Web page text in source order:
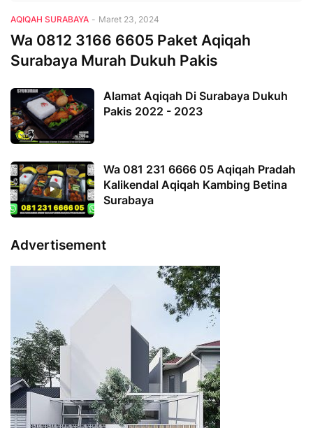
AQIQAH SURABAYA - Maret 23, 2024
Wa 0812 3166 6605 Paket Aqiqah
Surabaya Murah Dukuh Pakis
Alamat Aqiqah Di Surabaya Dukuh
Pakis 2022 - 2023
Wa 081 231 6666 05 Aqiqah Pradah
Kalikendal Aqiqah Kambing Betina
Surabaya
Advertisement